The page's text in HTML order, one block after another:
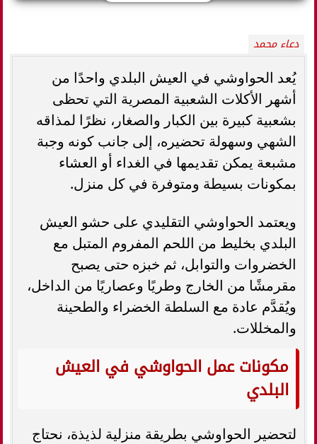
دعاء محمد
يُعد الحواوشي في العيش البلدي واحدًا من
أشهر الأكلات الشعبية المصرية التي تحظى
بشعبية كبيرة بين الكبار والصغار، نظرًا لمذاقه
الشهي وسهولة تحضيره، إلى جانب كونه وجبة
مشبعة يمكن تقديمها في الغداء أو العشاء
بمكونات بسيطة ومتوفرة في كل منزل.
ويعتمد الحواوشي التقليدي على حشو العيش
البلدي بخليط من اللحم المفروم المتبل مع
الخضروات والتوابل، ثم خبزه حتى يصبح
مقرمشًا من الخارج وطريًا وعصاريًا من الداخل،
ويُقدَّم عادة مع السلطة الخضراء والطحينة
والمخللات.
مكونات عمل الحواوشي في العيش
البلدي
لتحضير الحواوشي بطريقة منزلية لذيذة، نحتاج